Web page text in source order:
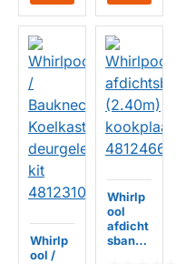
Whirlp
ool /
Whirlp
ool
afdicht
sband